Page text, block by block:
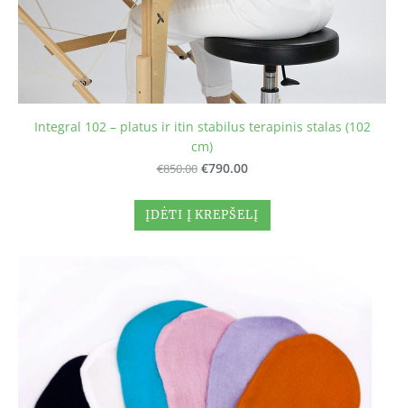
Integral 102 – platus ir itin stabilus terapinis stalas (102
cm)
€850.00 €790.00
ĮDĖTI Į KREPŠELĮ